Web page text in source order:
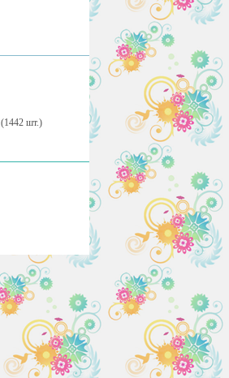
(1442 шт.)